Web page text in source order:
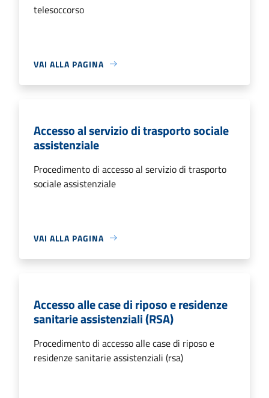
telesoccorso
VAI ALLA PAGINA
Accesso al servizio di trasporto sociale
assistenziale
Procedimento di accesso al servizio di trasporto
sociale assistenziale
VAI ALLA PAGINA
Accesso alle case di riposo e residenze
sanitarie assistenziali (RSA)
Procedimento di accesso alle case di riposo e
residenze sanitarie assistenziali (rsa)